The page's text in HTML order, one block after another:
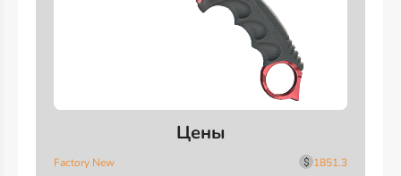
Цены
Factory New
1851.3